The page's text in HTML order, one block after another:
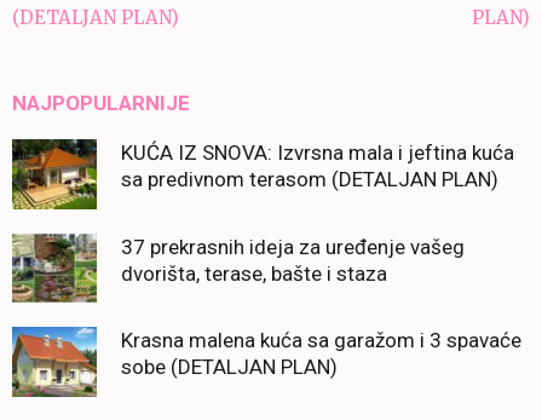
(DETALJAN PLAN)
PLAN)
NAJPOPULARNIJE
KUĆA IZ SNOVA: Izvrsna mala i jeftina kuća
sa predivnom terasom (DETALJAN PLAN)
37 prekrasnih ideja za uređenje vašeg
dvorišta, terase, bašte i staza
Krasna malena kuća sa garažom i 3 spavaće
sobe (DETALJAN PLAN)